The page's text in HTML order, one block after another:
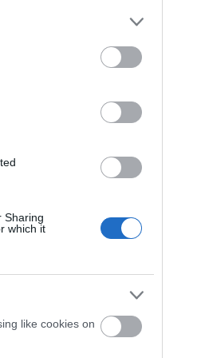
Sharing
which it
like cookies on
δει ποτέ χιόνι
αλλά δεν πέφτει ποτέ
Skytrax βασίζονται σε
με τα 10 καλύτερα